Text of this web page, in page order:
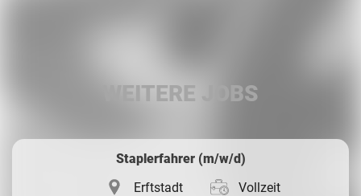
WEITERE JOBS
Staplerfahrer (m/w/d)
Erftstadt
Vollzeit